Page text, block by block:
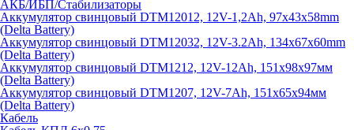
АКБ/ИБП/Стабилизаторы
Аккумулятор свинцовый DTM12012, 12V-1,2Ah, 97х43х58mm
(Delta Battery)
Аккумулятор свинцовый DTM12032, 12V-3.2Ah, 134x67x60mm
(Delta Battery)
Аккумулятор свинцовый DTM1212, 12V-12Ah, 151х98х97мм
(Delta Battery)
Аккумулятор свинцовый DTM1207, 12V-7Ah, 151х65х94мм
(Delta Battery)
Кабель